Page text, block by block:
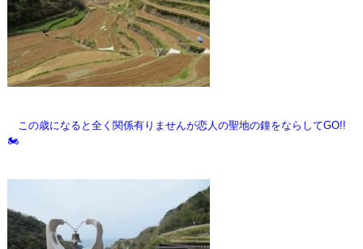
この歳になると全く関係有りませんが恋人の聖地の鐘をならしてGO!!
🏍️